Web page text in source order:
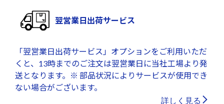
翌営業日出荷サービス
「翌営業日出荷サービス」オプションをご利用いただ
くと、13時までのご注文は翌営業日に当社工場より発
送となります。※ 部品状況によりサービスが使用でき
ない場合がございます。
詳しく見る